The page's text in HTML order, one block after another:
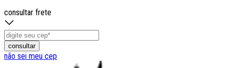
consultar frete
consultar
não sei meu cep